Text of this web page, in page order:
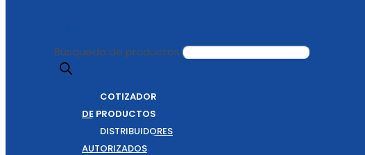
Búsqueda de productos
COTIZADOR
DE PRODUCTOS
DISTRIBUIDORES
AUTORIZADOS